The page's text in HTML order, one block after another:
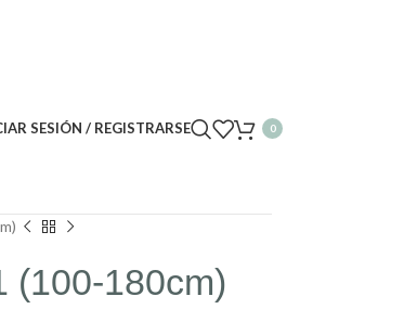
SESIÓN / REGISTRARSE 0
(100-180cm)